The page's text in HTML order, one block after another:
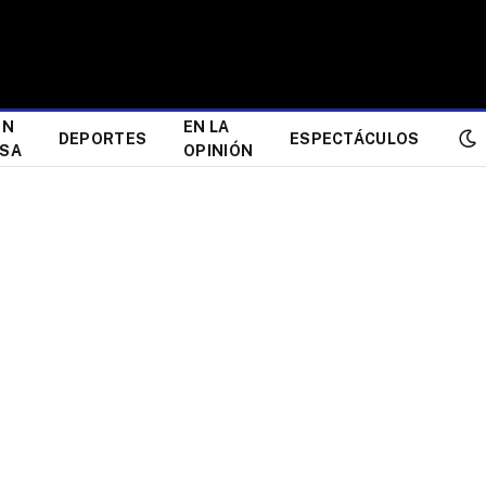
DEPORTES
EN LA
OPINIÓN
ESPECTÁCULOS